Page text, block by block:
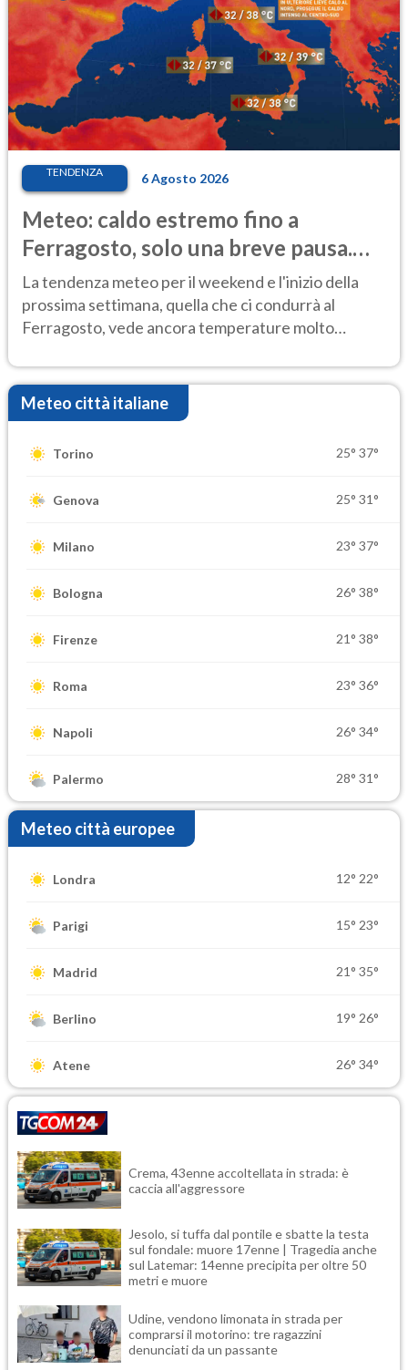
TENDENZA 6 Agosto 2026
Meteo: caldo estremo fino a
Ferragosto, solo una breve pausa.
Ecco dove
La tendenza meteo per il weekend e l'inizio della
prossima settimana, quella che ci condurrà al
Ferragosto, vede ancora temperature molto
Meteo città italiane
Torino 25° 37°
Genova 25° 31°
Milano 23° 37°
Bologna 26° 38°
Firenze 21° 38°
Roma 23° 36°
Napoli 26° 34°
Palermo 28° 31°
Meteo città europee
Londra 12° 22°
Parigi 15° 23°
Madrid 21° 35°
Berlino 19° 26°
Atene 26° 34°
Crema, 43enne accoltellata in strada: è
caccia all'aggressore
Jesolo, si tuffa dal pontile e sbatte la testa
sul fondale: muore 17enne | Tragedia anche
sul Latemar: 14enne precipita per oltre 50
metri e muore
Udine, vendono limonata in strada per
comprarsi il motorino: tre ragazzini
denunciati da un passante